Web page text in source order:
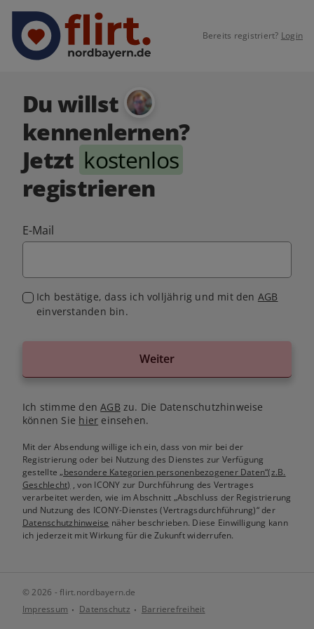
Bereits registriert? Login
Du willst
kennenlernen?
Jetzt kostenlos
registrieren
E-Mail
Ich bestätige, dass ich volljährig und mit den AGB
einverstanden bin.
Weiter
Ich stimme denAGB zu. Die Datenschutzhinweise
können Sie hier einsehen.
Mit der Absendung willige ich ein, dass von mir bei der
Registrierung oder bei Nutzung des Dienstes zur Verfügung
gestellte„besondere Kategorien personenbezogener Daten“(z.B.
Geschlecht) , von ICONY zur Durchführung des Vertrages
verarbeitet werden, wie im Abschnitt „Abschluss der Registrierung
und Nutzung des ICONY-Dienstes (Vertragsdurchführung)“ der
Datenschutzhinweise näher beschrieben. Diese Einwilligung kann
ich jederzeit mit Wirkung für die Zukunft widerrufen.
© 2026 - flirt.nordbayern.de
Impressum
Datenschutz Barrierefreiheit